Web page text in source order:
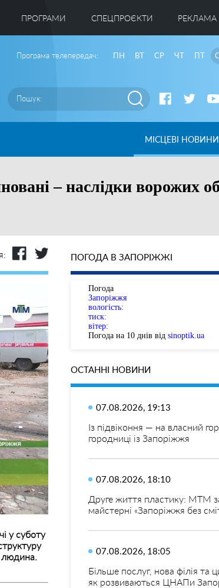
ПРОГРАМИ CПЕЦПРОЄКТИ РЕКЛАМА
Програма телепередач: ПН ВТ СР ЧТ ПТ
МІСЦЕВІ НОВИНИ
– наслідки ворожих
у суботу
людина.
ПОГОДА В ЗАПОРІЖЖІ
Погода
Запоріжжя
вологість:
тиск:
вітер:
Погода на 10 днів від sinoptik.ua
ОСТАННІ НОВИНИ
07.08.2026, 19:13
Із підвіконня — на власний
городниці із Запоріжжя
07.08.2026, 18:10
Друге життя пластику: МТМ
майстерні «Запоріжжя без
07.08.2026, 18:05
Більше послуг, нова філія та
як розвиваються ЦНАПи